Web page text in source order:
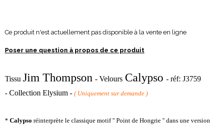
Ce produit n'est actuellement pas disponible à la vente en ligne
Poser une question à propos de ce produit
Tissu Jim Thompson - Velours Calypso - réf: J3759
- Collection Elysium - ( Uniquement sur demande )
* Calypso réinterprète le classique motif " Point de Hongrie " dans une version